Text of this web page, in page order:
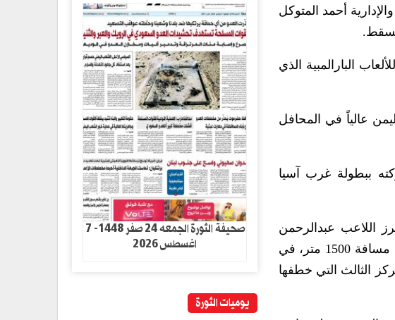
أحمد المتوكل
مسقط.
البارالمبية الذي
عالياً في المحافل
ببطولة غرب آسيا
اللاعب عبدالرحمن
النفيش ميدالية فضية بتحقيقه المركز الثاني مسافة 800 متر وأخرى برونزية المركز الثالث في مسافة 1500 متر، في
الثالث التي خطفها
صحيفة الثورة الجمعه 24 صفر 1448- 7
اغسطس 2026
يوميات الثورة